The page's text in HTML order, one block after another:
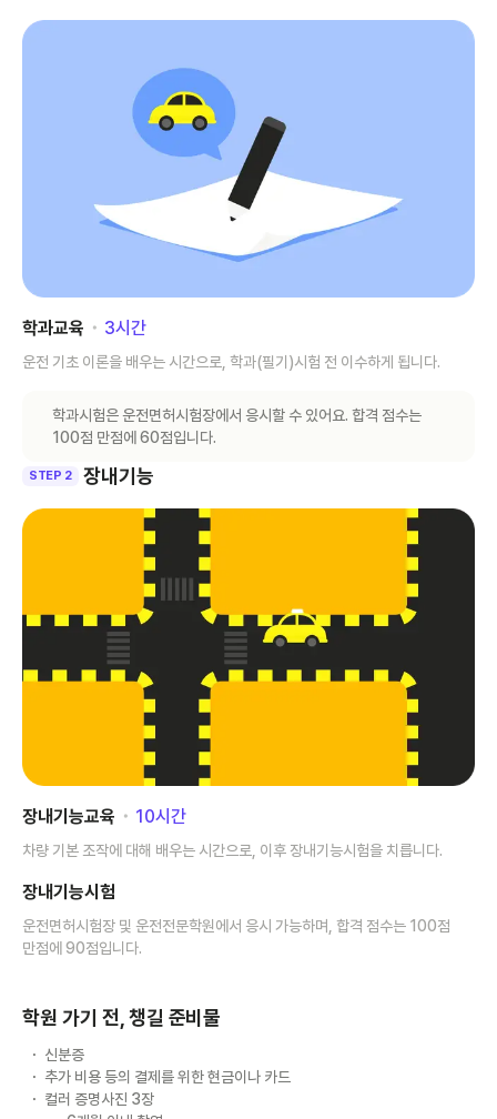
학과교육 ･ 3시간
운전 기초 이론을 배우는 시간으로, 학과(필기)시험 전 이수하게 됩니다.
학과시험은 운전면허시험장에서 응시할 수 있어요. 합격 점수는
100점 만점에 60점입니다.
STEP 2 장내기능
장내기능교육 ･ 10시간
차량 기본 조작에 대해 배우는 시간으로, 이후 장내기능시험을 치릅니다.
장내기능시험
운전면허시험장 및 운전전문학원에서 응시 가능하며, 합격 점수는 100점
만점에 90점입니다.
학원 가기 전, 챙길 준비물
신분증
추가 비용 등의 결제를 위한 현금이나 카드
컬러 증명사진 3장